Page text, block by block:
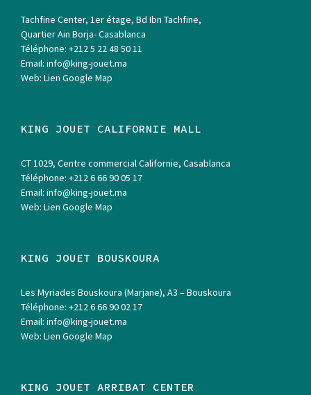
Tachfine Center, 1er étage, Bd Ibn Tachfine,
Quartier Ain Borja- Casablanca
Téléphone: +212 5 22 48 50 11
Email: info@king-jouet.ma
Web: Lien Google Map
KING JOUET CALIFORNIE MALL
CT 1029, Centre commercial Californie, Casablanca
Téléphone: +212 6 66 90 05 17
Email: info@king-jouet.ma
Web: Lien Google Map
KING JOUET BOUSKOURA
Les Myriades Bouskoura (Marjane), A3 – Bouskoura
Téléphone: +212 6 66 90 02 17
Email: info@king-jouet.ma
Web: Lien Google Map
KING JOUET ARRIBAT CENTER